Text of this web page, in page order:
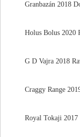
Granbazán 2018
Holus Bolus 2020
G D Vajra 2018
Craggy Range 2019
Royal Tokaji 2017